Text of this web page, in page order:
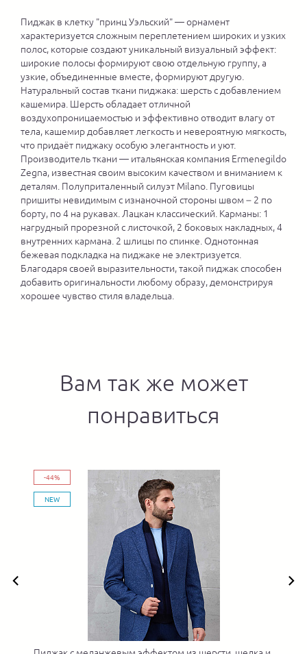
Пиджак в клетку "принц Уэльский" — орнамент
характеризуется сложным переплетением широких и узких
полос, которые создают уникальный визуальный эффект:
широкие полосы формируют свою отдельную группу, а
узкие, объединенные вместе, формируют другую.
Натуральный состав ткани пиджака: шерсть с добавлением
кашемира. Шерсть обладает отличной
воздухопроницаемостью и эффективно отводит влагу от
тела, кашемир добавляет легкость и невероятную мягкость,
что придаёт пиджаку особую элегантность и уют.
Производитель ткани — итальянская компания Ermenegildo
Zegna, известная своим высоким качеством и вниманием к
деталям. Полуприталенный силуэт Milano. Пуговицы
пришиты невидимым с изнаночной стороны швом – 2 по
борту, по 4 на рукавах. Лацкан классический. Карманы: 1
нагрудный прорезной с листочкой, 2 боковых накладных, 4
внутренних кармана. 2 шлицы по спинке. Однотонная
бежевая подкладка на пиджаке не электризуется.
Благодаря своей выразительности, такой пиджак способен
добавить оригинальности любому образу, демонстрируя
хорошее чувство стиля владельца.
Вам так же может
понравиться
-44%
NEW